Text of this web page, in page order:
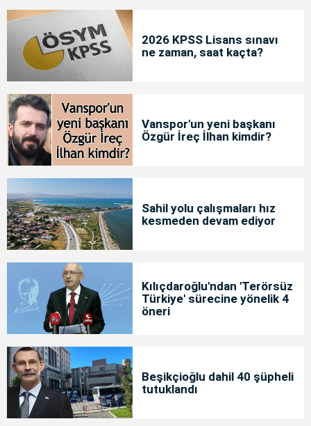
2026 KPSS Lisans sınavı
ne zaman, saat kaçta?
Vanspor'un yeni başkanı
Özgür İreç İlhan kimdir?
Sahil yolu çalışmaları hız
kesmeden devam ediyor
Kılıçdaroğlu'ndan 'Terörsüz
Türkiye' sürecine yönelik 4
öneri
Beşikçioğlu dahil 40 şüpheli
tutuklandı